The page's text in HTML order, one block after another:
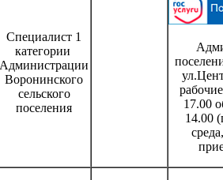
Специалист 1
категории
Администрации
Воронинского
сельского
поселения
17.00
14.00